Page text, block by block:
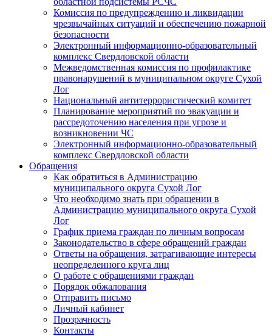
Комиссия по предупреждению и ликвидации
чрезвычайных ситуаций и обеспечению пожарной
безопасности
Электронный информационно-образовательный
комплекс Cвердловской области
Межведомственная комиссия по профилактике
правонарушений в муниципальном округе Сухой
Лог
Национальный антитеррористический комитет
Планирование мероприятий по эвакуации и
рассредоточению населения при угрозе и
возникновении ЧС
Электронный информационно-образовательный
комплекс Свердловской области
Обращения
Как обратиться в Администрацию
муниципального округа Сухой Лог
Что необходимо знать при обращении в
Администрацию муниципального округа Сухой
Лог
График приема граждан по личным вопросам
Законодательство в сфере обращений граждан
Ответы на обращения, затрагивающие интересы
неопределенного круга лиц
О работе с обращениями граждан
Порядок обжалования
Отправить письмо
Личный кабинет
Прозрачность
Контакты